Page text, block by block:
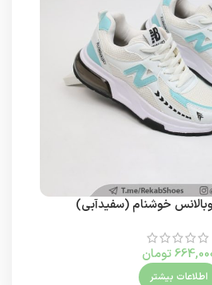
خوشنام (سفیدآبی)
تومان
اطلاعات بیشتر